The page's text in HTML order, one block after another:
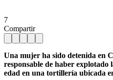
7
Compartir
Una mujer ha sido detenida en
responsable de haber explotado
edad en una tortillería ubicada